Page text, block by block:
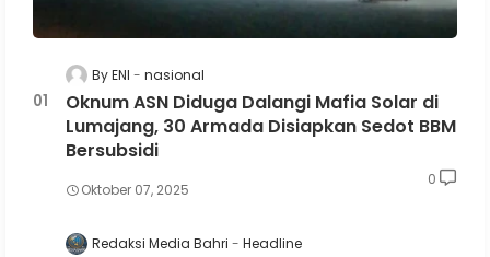
By ENI nasional
Oknum ASN Diduga Dalangi Mafia Solar di
Lumajang, 30 Armada Disiapkan Sedot BBM
Bersubsidi
Oktober 07, 2025
0
Redaksi Media Bahri Headline